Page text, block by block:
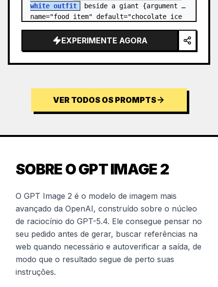
white outfit
beside a giant {argument
name="food item" default="chocolate ice
EXPERIMENTE AGORA
VER TODOS OS PROMPTS
SOBRE O GPT IMAGE 2
O GPT Image 2 é o modelo de imagem mais
avançado da OpenAI, construído sobre o núcleo
de raciocínio do GPT-5.4. Ele consegue pensar no
seu pedido antes de gerar, buscar referências na
web quando necessário e autoverificar a saída, de
modo que o resultado segue de perto suas
instruções.